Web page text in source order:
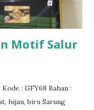
Motif Salur
: GFY68 Bahan :
hijau, biru Sarung